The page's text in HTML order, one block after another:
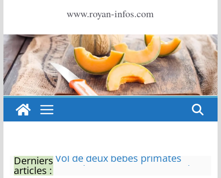
www.royan-infos.com
Derniers
articles :
Eau potable : Le préfet de